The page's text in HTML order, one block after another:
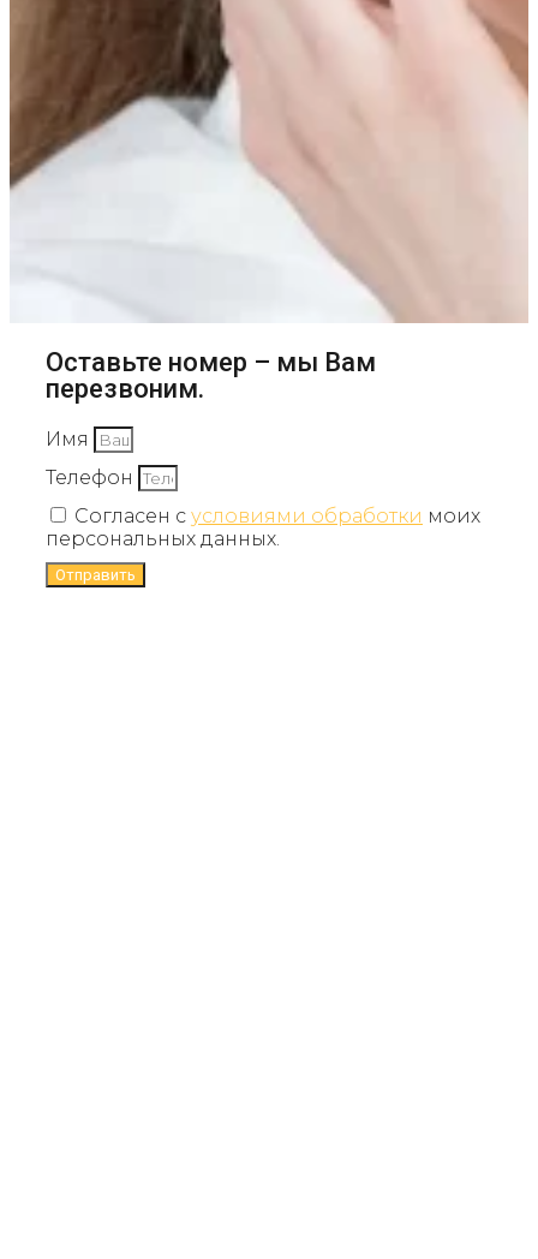
Оставьте номер – мы Вам
перезвоним.
Имя
Телефон
Согласен с условиями обработки моих
персональных данных.
Отправить